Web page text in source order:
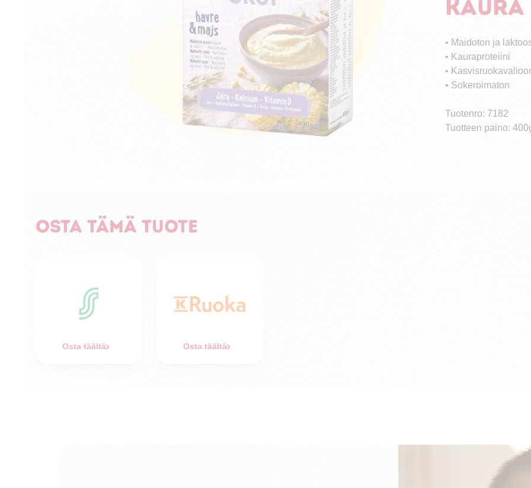
kaura
• Maidoton ja
• Kauraproteiini
•
• Sokeroimaton
Tuotenro: 7182
Tuotteen paino:
Osta tämä tuote
Osta täältä Osta täältä